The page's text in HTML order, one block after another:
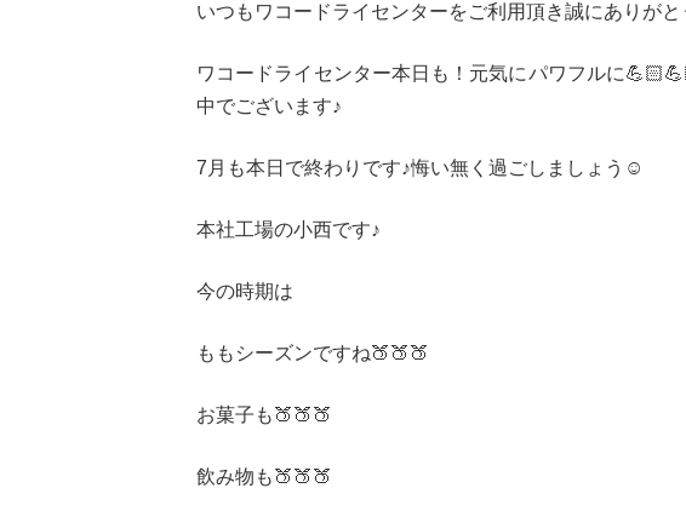
いつもワコードライセンターをご利用頂き誠にありが
ワコードライセンター本日も！元気にパワフルに
中でございます♪
7月も本日で終わりです♪悔い無く過ごしましょう☺️
本社工場の小西です♪
今の時期は
ももシーズンですね🍑🍑🍑
お菓子も🍑🍑🍑
飲み物も🍑🍑🍑